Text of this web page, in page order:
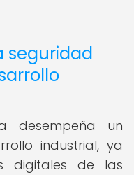
seguridad
desempeña un
industrial, ya
digitales de las